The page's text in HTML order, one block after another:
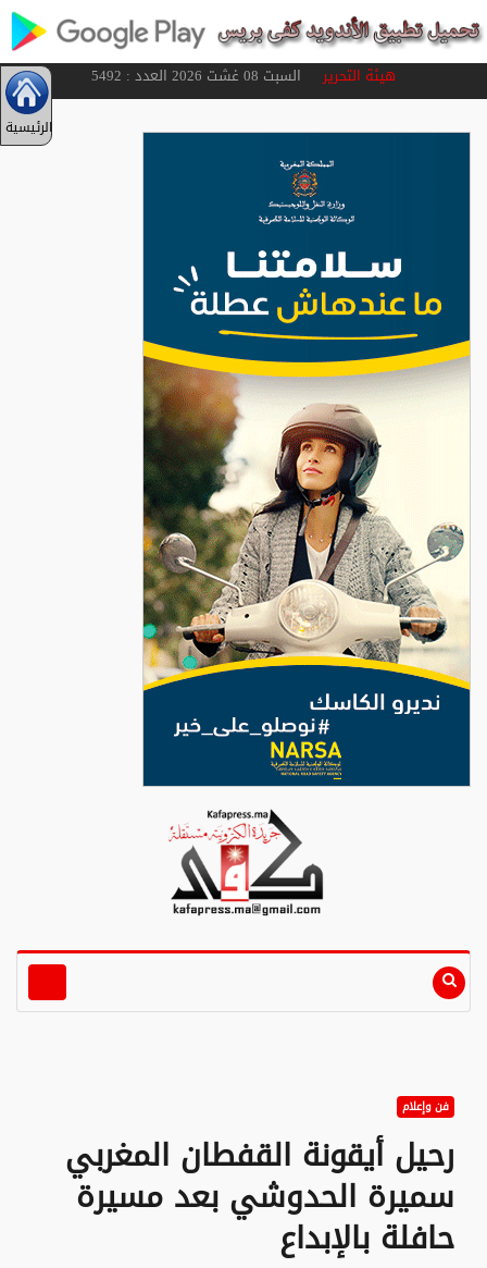
هيئة التحريرالسبت 08 غشت 2026 العدد : 5492
الرئيسية
فن وإعلام
رحيل أيقونة القفطان المغربي
سميرة الحدوشي بعد مسيرة
حافلة بالإبداع